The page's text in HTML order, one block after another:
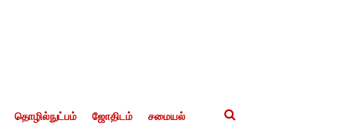
தொழில்நுட்பம் ஜோதிடம் சமையல்